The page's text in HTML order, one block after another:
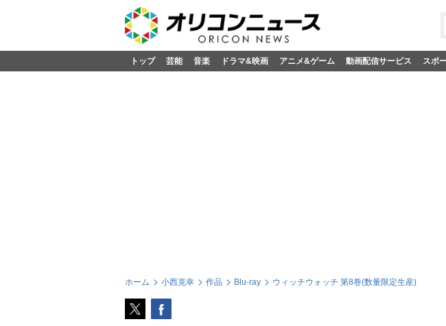
トップ 芸能 音楽 ドラマ&映画 アニメ&ゲーム 動画配信サービス スポ
ホーム 小西克幸 作品 Blu-ray ウィッチウォッチ 第8巻(数量限定生産)